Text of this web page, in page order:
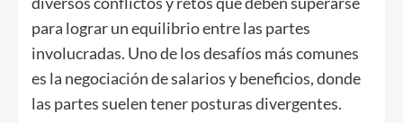
para lograr un equilibrio entre las partes
involucradas. Uno de los desafíos más comunes
es la negociación de salarios y beneficios, donde
las partes suelen tener posturas divergentes.